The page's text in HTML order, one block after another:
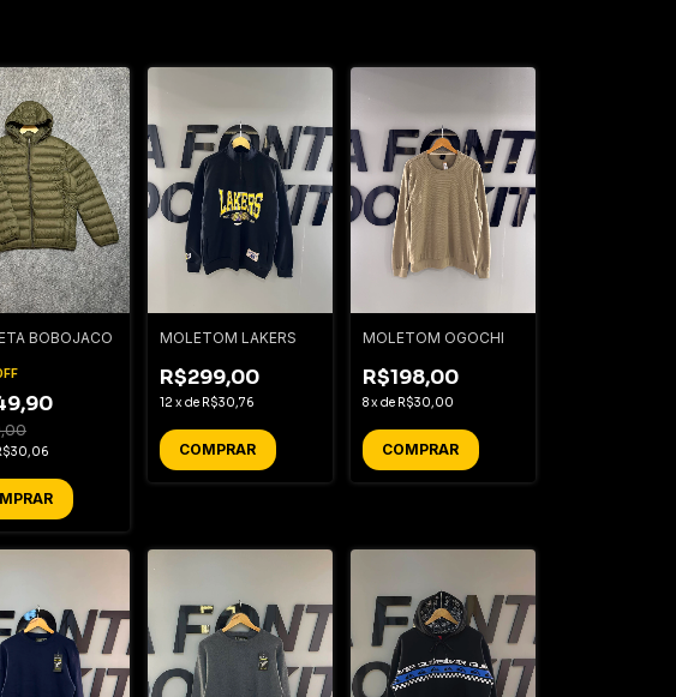
BOBOJACO MOLETOM LAKERS
R$299,00
12 xde R$30,76
COMPRAR
MOLETOM OGOCHI
R$198,00
8xde R$30,00
COMPRAR